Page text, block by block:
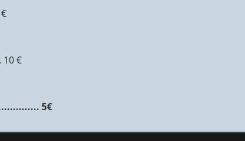
10 €
5€